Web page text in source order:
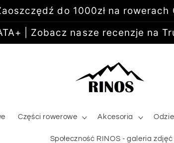
do 1000zł na
| Zobacz nasze recenzje na
Części rowerowe Akcesoria
Społeczność RINOS - galeria zdjęć